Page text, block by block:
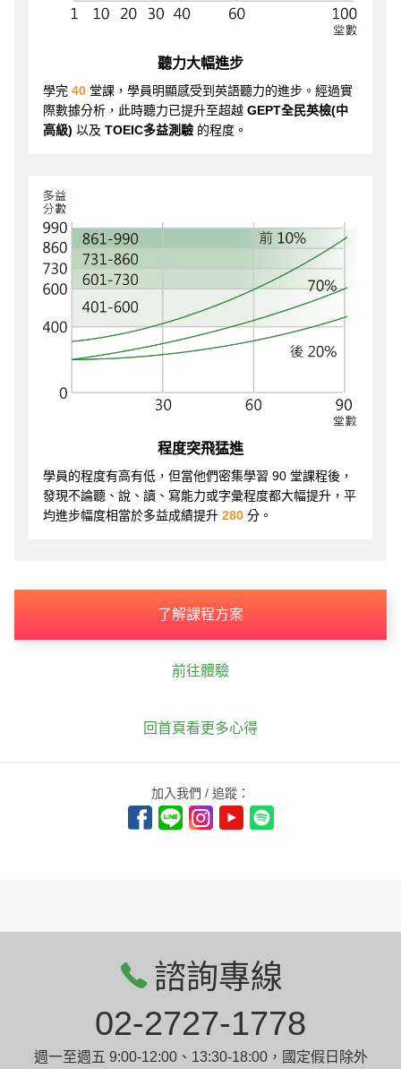
聽力大幅進步
學完 40 堂課，學員明顯感受到英語聽力的進步。經過實
際數據分析，此時聽力已提升至超越 GEPT全民英檢(中
高級) 以及 TOEIC多益測驗 的程度。
程度突飛猛進
學員的程度有高有低，但當他們密集學習 90 堂課程後，
發現不論聽、說、讀、寫能力或字彙程度都大幅提升，平
均進步幅度相當於多益成績提升 280 分。
了解課程方案
前往體驗
回首頁看更多心得
加入我們 / 追蹤：
諮詢專線
02-2727-1778
週一至週五 9:00-12:00、13:30-18:00，國定假日除外